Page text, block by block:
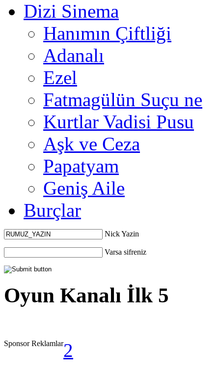
Dizi Sinema
Hanımın Çiftliği
Adanalı
Ezel
Fatmagülün Suçu ne
Kurtlar Vadisi Pusu
Aşk ve Ceza
Papatyam
Geniş Aile
Burçlar
Nick Yazin
Varsa sifreniz
Oyun Kanalı İlk 5
Sponsor Reklamlar2